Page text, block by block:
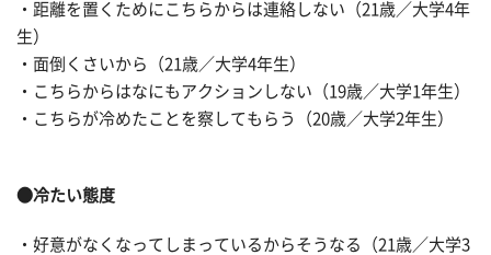
・距離を置くためにこちらからは連絡しない（21歳／大学4年
生）
・面倒くさいから（21歳／大学4年生）
・こちらからはなにもアクションしない（19歳／大学1年生）
・こちらが冷めたことを察してもらう（20歳／大学2年生）
●冷たい態度
・好意がなくなってしまっているからそうなる（21歳／大学3